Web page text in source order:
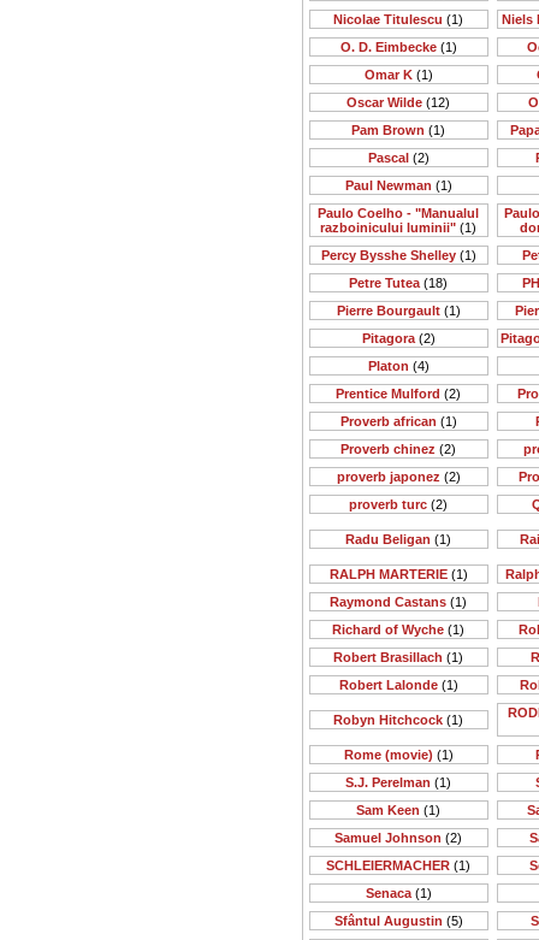
Nicolae Titulescu (1)
Niels
O. D. Eimbecke(1)
Omar K(1)
Oscar Wilde (12)
Pam Brown (1)
Pascal(2)
Paul Newman (1)
Paulo Coelho - "Manualul
razboinicului luminii" (1)
Percy Bysshe Shelley(1)
Petre Tutea (18)
Pierre Bourgault(1)
Pitagora(2)
Platon (4)
Prentice Mulford (2)
Proverb african (1)
Proverb chinez (2)
proverb japonez (2)
proverb turc (2)
Radu Beligan (1)
RALPH MARTERIE(1)
Raymond Castans (1)
Richard of Wyche (1)
Robert Brasillach (1)
Robert Lalonde(1)
Robyn Hitchcock (1)
Rome (movie) (1)
S.J. Perelman (1)
Sam Keen (1)
Samuel Johnson (2)
SCHLEIERMACHER (1)
Senaca(1)
Sfântul Augustin (5)